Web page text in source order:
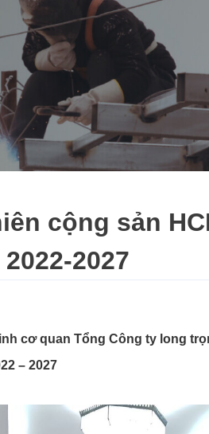
cộng sản
2027
cơ quan Tổng Công ty long
– 2027